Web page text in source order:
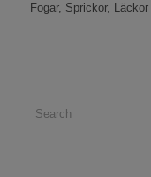
Fogar, Sprickor, Läckor